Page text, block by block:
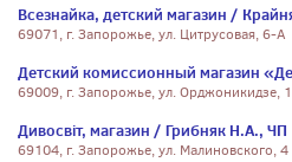
Всезнайка, детский магазин /
69071, г. Запорожье, ул. Цитрусовая, 6-А
Детский комиссионный магазин
69009, г. Запорожье, ул. Орджоникидзе,
Дивосвіт, магазин / Грибняк Н.А., ЧП
69104, г. Запорожье, ул. Малиновского, 4